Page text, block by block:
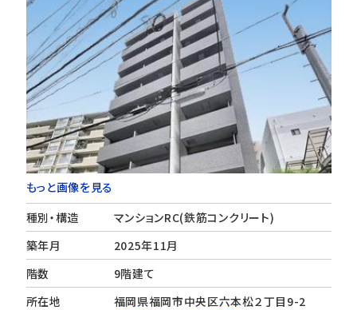
もっと画像を見る
種別・構造
マンションRC(鉄筋コンクリート)
築年月
2025年11月
階数
9階建て
所在地
福岡県福岡市中央区六本松２丁目9-2